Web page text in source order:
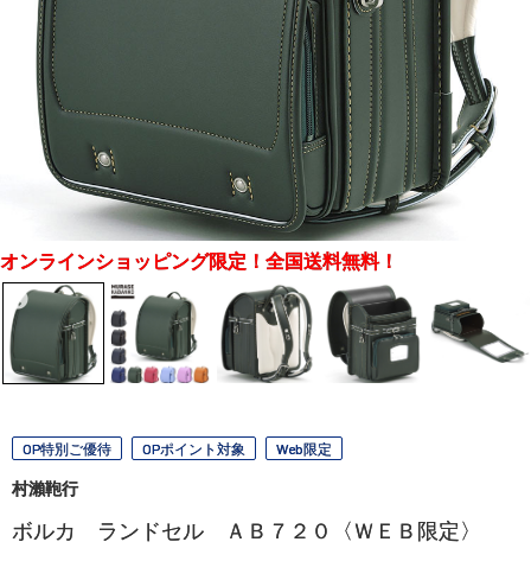
オンラインショッピング限定！全国送料無料！
OP特別ご優待 OPポイント対象 Web限定
村瀨鞄行
ボルカ ランドセル ＡＢ７２０〈ＷＥＢ限定〉